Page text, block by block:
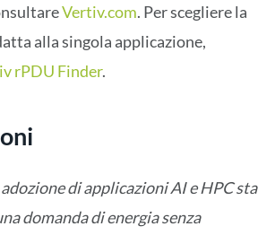
Vertiv.com. Per scegliere la
alla singola applicazione,
rPDU Finder.
di applicazioni AI e HPC sta
domanda di energia senza